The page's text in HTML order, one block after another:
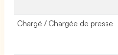
Chargé / Chargée de presse